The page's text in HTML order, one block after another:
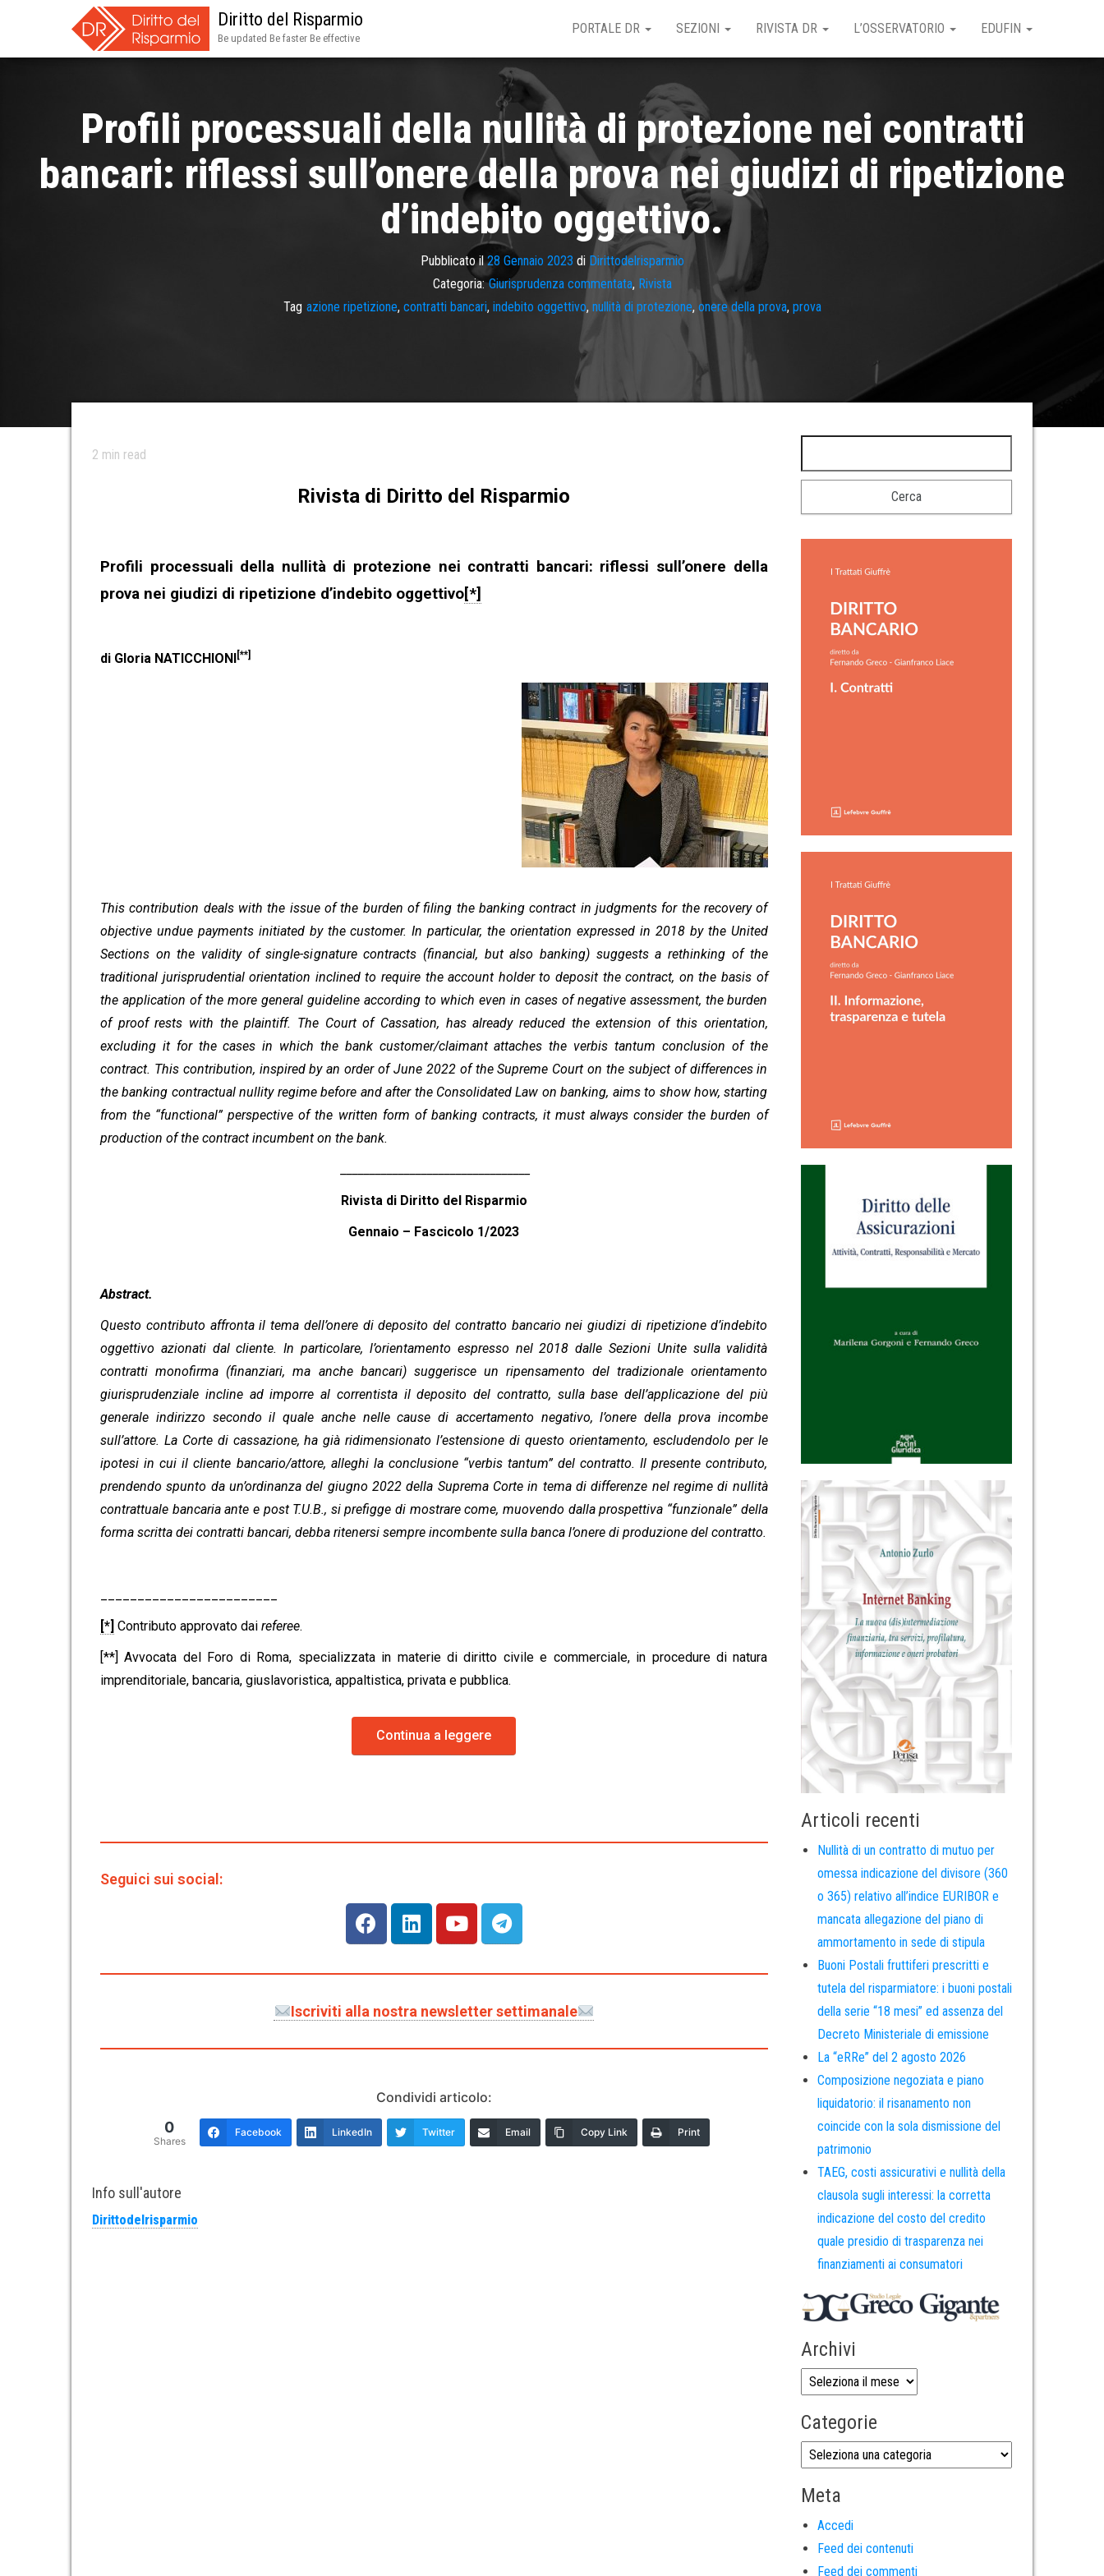
Diritto del Risparmio
Be updated Be faster Be effective
PORTALE DR SEZIONI RIVISTA DR L’OSSERVATORIO EDUFIN
Profili processuali della nullità di protezione nei contratti
bancari: riflessi sull’onere della prova nei giudizi di ripetizione
d’indebito oggettivo.
Pubblicato il28 Gennaio 2023 di Dirittodelrisparmio
Categoria: Giurisprudenza commentata, Rivista
Tag azione ripetizione, contratti bancari, indebito oggettivo, nullità di protezione, onere della prova, prova
2 min read
Rivista di Diritto del Risparmio
Profili processuali della nullità di protezione nei contratti bancari: riflessi sull’onere della
prova nei giudizi di ripetizione d’indebito oggettivo[*]
di Gloria NATICCHIONI[**]
This contribution deals with the issue of the burden of filing the banking contract in judgments for the recovery of
objective undue payments initiated by the customer. In particular, the orientation expressed in 2018 by the United
Sections on the validity of single-signature contracts (financial, but also banking) suggests a rethinking of the
traditional jurisprudential orientation inclined to require the account holder to deposit the contract, on the basis of
the application of the more general guideline according to which even in cases of negative assessment, the burden
of proof rests with the plaintiff. The Court of Cassation, has already reduced the extension of this orientation,
excluding it for the cases in which the bank customer/claimant attaches the verbis tantum conclusion of the
contract. This contribution, inspired by an order of June 2022 of the Supreme Court on the subject of differences in
the banking contractual nullity regime before and after the Consolidated Law on banking, aims to show how, starting
from the “functional” perspective of the written form of banking contracts, it must always consider the burden of
production of the contract incumbent on the bank.
Rivista di Diritto del Risparmio
Gennaio – Fascicolo 1/2023
Abstract.
Questo contributo affronta il tema dell’onere di deposito del contratto bancario nei giudizi di ripetizione d’indebito
oggettivo azionati dal cliente. In particolare, l’orientamento espresso nel 2018 dalle Sezioni Unite sulla validità
contratti monofirma (finanziari, ma anche bancari) suggerisce un ripensamento del tradizionale orientamento
giurisprudenziale incline ad imporre al correntista il deposito del contratto, sulla base dell’applicazione del più
generale indirizzo secondo il quale anche nelle cause di accertamento negativo, l’onere della prova incombe
sull’attore. La Corte di cassazione, ha già ridimensionato l’estensione di questo orientamento, escludendolo per le
ipotesi in cui il cliente bancario/attore, alleghi la conclusione “verbis tantum” del contratto. Il presente contributo,
prendendo spunto da un’ordinanza del giugno 2022 della Suprema Corte in tema di differenze nel regime di nullità
contrattuale bancaria ante e post T.U.B., si prefigge di mostrare come, muovendo dalla prospettiva “funzionale” della
forma scritta dei contratti bancari, debba ritenersi sempre incombente sulla banca l’onere di produzione del contratto.
[*] Contributo approvato dai referee.
[**] Avvocata del Foro di Roma, specializzata in materie di diritto civile e commerciale, in procedure di natura
imprenditoriale, bancaria, giuslavoristica, appaltistica, privata e pubblica.
Continua a leggere
Seguici sui social:
Iscriviti alla nostra newsletter settimanale
Condividi articolo:
0
Shares
Facebook LinkedIn Twitter Email Copy Link Print
Info sull'autore
Dirittodelrisparmio
Articoli recenti
Nullità di un contratto di mutuo per
omessa indicazione del divisore (360
o 365) relativo all’indice EURIBOR e
mancata allegazione del piano di
ammortamento in sede di stipula
Buoni Postali fruttiferi prescritti e
tutela del risparmiatore: i buoni postali
della serie “18 mesi” ed assenza del
Decreto Ministeriale di emissione
La “eRRe” del 2 agosto 2026
Composizione negoziata e piano
liquidatorio: il risanamento non
coincide con la sola dismissione del
patrimonio
TAEG, costi assicurativi e nullità della
clausola sugli interessi: la corretta
indicazione del costo del credito
quale presidio di trasparenza nei
finanziamenti ai consumatori
Archivi
Categorie
Meta
Accedi
Feed dei contenuti
Feed dei commenti